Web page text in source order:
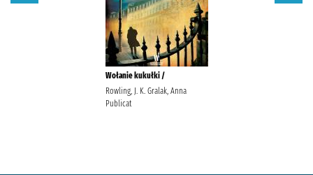
Wołanie kukułki /
Rowling, J. K. Gralak, Anna
Publicat